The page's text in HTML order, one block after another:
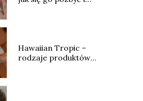
Hawaiian Tropic –
rodzaje produktów,